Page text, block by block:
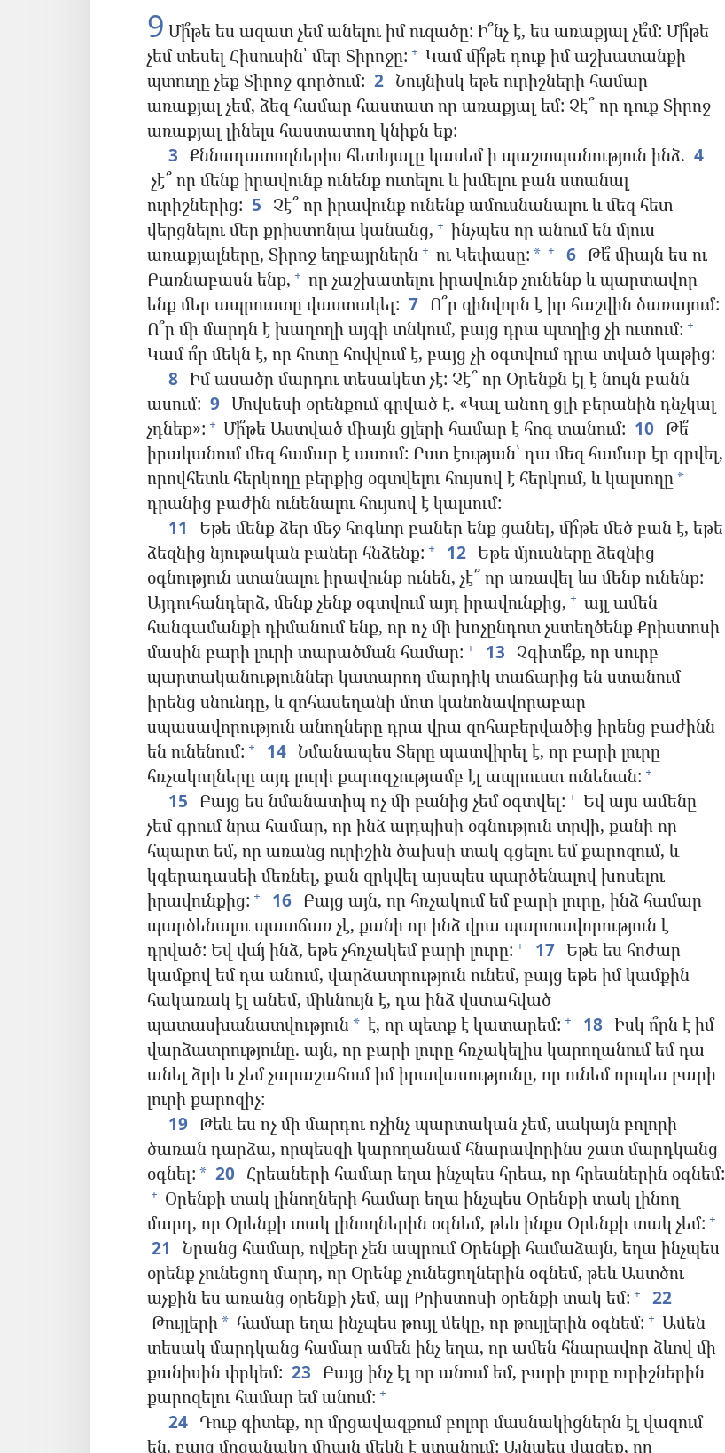
9 Մի՞թե ես ազատ չեմ անելու իմ ուզածը: Ի՞նչ է, ես առաքյալ չե՞մ: Մի՞թե
չեմ տեսել Հիսուսին՝ մեր Տիրոջը: + Կամ մի՞թե դուք իմ աշխատանքի
պտուղը չեք Տիրոջ գործում: 2 Նույնիսկ եթե ուրիշների համար
առաքյալ չեմ, ձեզ համար հաստատ որ առաքյալ եմ: Չէ՞ որ դուք Տիրոջ
առաքյալ լինելս հաստատող կնիքն եք:
3 Քննադատողներիս հետևյալը կասեմ ի պաշտպանություն ինձ. 4
չէ՞ որ մենք իրավունք ունենք ուտելու և խմելու բան ստանալ
ուրիշներից: 5 Չէ՞ որ իրավունք ունենք ամուսնանալու և մեզ հետ
վերցնելու մեր քրիստոնյա կանանց, + ինչպես որ անում են մյուս
առաքյալները, Տիրոջ եղբայրներն + ու Կեփասը: * + 6 Թե՞ միայն ես ու
Բառնաբասն ենք, + որ չաշխատելու իրավունք չունենք և պարտավոր
ենք մեր ապրուստը վաստակել: 7 Ո՞ր զինվորն է իր հաշվին ծառայում:
Ո՞ր մի մարդն է խաղողի այգի տնկում, բայց դրա պտղից չի ուտում: +
Կամ ո՞ր մեկն է, որ հոտը հովվում է, բայց չի օգտվում դրա տված կաթից:
8 Իմ ասածը մարդու տեսակետ չէ: Չէ՞ որ Օրենքն էլ է նույն բանն
ասում: 9 Մովսեսի օրենքում գրված է. «Կալ անող ցլի բերանին դնչկալ
չդնեք»: + Մի՞թե Աստված միայն ցլերի համար է հոգ տանում: 10 Թե՞
իրականում մեզ համար է ասում: Ըստ էության՝ դա մեզ համար էր գրվել,
որովհետև հերկողը բերքից օգտվելու հույսով է հերկում, և կալսողը*
դրանից բաժին ունենալու հույսով է կալսում:
11
Եթե մենք ձեր մեջ հոգևոր բաներ ենք ցանել, մի՞թե մեծ բան է, եթե
ձեզնից նյութական բաներ հնձենք: + 12 Եթե մյուսները ձեզնից
օգնություն ստանալու իրավունք ունեն, չէ՞ որ առավել ևս մենք ունենք:
Այդուհանդերձ, մենք չենք օգտվում այդ իրավունքից, + այլ ամեն
հանգամանքի դիմանում ենք, որ ոչ մի խոչընդոտ չստեղծենք Քրիստոսի
մասին բարի լուրի տարածման համար: + 13 Չգիտե՞ք, որ սուրբ
պարտականություններ կատարող մարդիկ տաճարից են ստանում
իրենց սնունդը, և զոհասեղանի մոտ կանոնավորաբար
սպասավորություն անողները դրա վրա զոհաբերվածից իրենց բաժինն
են ունենում: + 14 Նմանապես Տերը պատվիրել է, որ բարի լուրը
հռչակողները այդ լուրի քարոզչությամբ էլ ապրուստ ունենան: +
15 Բայց ես նմանատիպ ոչ մի բանից չեմ օգտվել: + Եվ այս ամենը
չեմ գրում նրա համար, որ ինձ այդպիսի օգնություն տրվի, քանի որ
հպարտ եմ, որ առանց ուրիշին ծախսի տակ գցելու եմ քարոզում, և
կգերադասեի մեռնել, քան զրկվել այսպես պարծենալով խոսելու
իրավունքից: + 16 Բայց այն, որ հռչակում եմ բարի լուրը, ինձ համար
պարծենալու պատճառ չէ, քանի որ ինձ վրա պարտավորություն է
դրված: Եվ վա՜յ ինձ, եթե չհռչակեմ բարի լուրը: + 17 Եթե ես հոժար
կամքով եմ դա անում, վարձատրություն ունեմ, բայց եթե իմ կամքին
հակառակ էլ անեմ, միևնույն է, դա ինձ վստահված
պատասխանատվություն* է, որ պետք է կատարեմ: + 18 Իսկ ո՞րն է իմ
վարձատրությունը. այն, որ բարի լուրը հռչակելիս կարողանում եմ դա
անել ձրի և չեմ չարաշահում իմ իրավասությունը, որ ունեմ որպես բարի
լուրի քարոզիչ:
19 Թեև ես ոչ մի մարդու ոչինչ պարտական չեմ, սակայն բոլորի
ծառան դարձա, որպեսզի կարողանամ հնարավորինս շատ մարդկանց
օգնել: * 20 Հրեաների համար եղա ինչպես հրեա, որ հրեաներին օգնեմ:
+ Օրենքի տակ լինողների համար եղա ինչպես Օրենքի տակ լինող
մարդ, որ Օրենքի տակ լինողներին օգնեմ, թեև ինքս Օրենքի տակ չեմ: +
21 Նրանց համար, ովքեր չեն ապրում Օրենքի համաձայն, եղա ինչպես
օրենք չունեցող մարդ, որ Օրենք չունեցողներին օգնեմ, թեև Աստծու
աչքին ես առանց օրենքի չեմ, այլ Քրիստոսի օրենքի տակ եմ: +
22
Թույլերի* համար եղա ինչպես թույլ մեկը, որ թույլերին օգնեմ: + Ամեն
տեսակ մարդկանց համար ամեն ինչ եղա, որ ամեն հնարավոր ձևով մի
քանիսին փրկեմ: 23 Բայց ինչ էլ որ անում եմ, բարի լուրը ուրիշներին
քարոզելու համար եմ անում: +
24 Դուք գիտեք, որ մրցավազքում բոլոր մասնակիցներն էլ վազում
են, բայց մրցանակը միայն մեկն է ստանում: Այնպես վազեք, որ